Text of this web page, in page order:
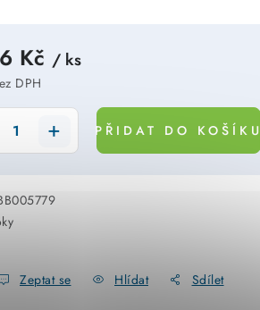
Kč / ks
DPH
PŘIDAT DO KOŠÍKU
Zeptat se Hlídat Sdílet